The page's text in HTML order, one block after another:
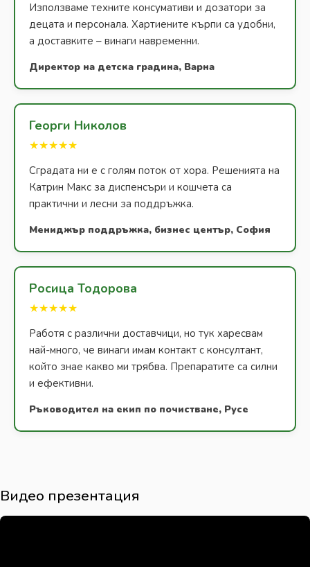
Използваме техните консумативи и дозатори за
децата и персонала. Хартиените кърпи са удобни,
а доставките – винаги навременни.
Директор на детска градина, Варна
Георги Николов
★★★★★
Сградата ни е с голям поток от хора. Решенията на
Катрин Макс за диспенсъри и кошчета са
практични и лесни за поддръжка.
Мениджър поддръжка, бизнес център, София
Росица Тодорова
★★★★★
Работя с различни доставчици, но тук харесвам
най-много, че винаги имам контакт с консултант,
който знае какво ми трябва. Препаратите са силни
и ефективни.
Ръководител на екип по почистване, Русе
Видео презентация